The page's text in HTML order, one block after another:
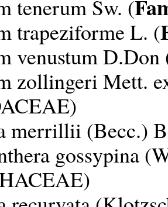
tenerum Sw. (
trapeziforme L. (
venustumD.Don
zollingeri Mett.
)
merrillii (Becc.)
gossypina
)